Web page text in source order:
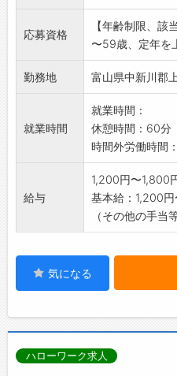
※応募される方
状」の交付を受
ださい。
応募資格
【年齢制限、該
〜59歳、定年を
勤務地 富山県中新川郡
就業時間
就業時間：
休憩時間：60分
時間外労働時間
給与
1,200円〜1,800
基本給：1,200
（その他の手当
気になる
ハローワーク求人